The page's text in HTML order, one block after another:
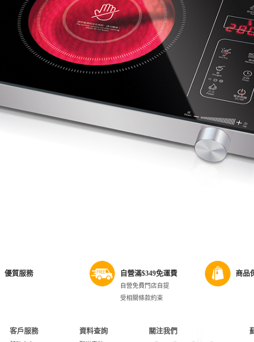
優質服務 自營滿$349免運費
自營免費門店自提
受相關條款約束
商品
客戶服務 資料查詢 關注我們